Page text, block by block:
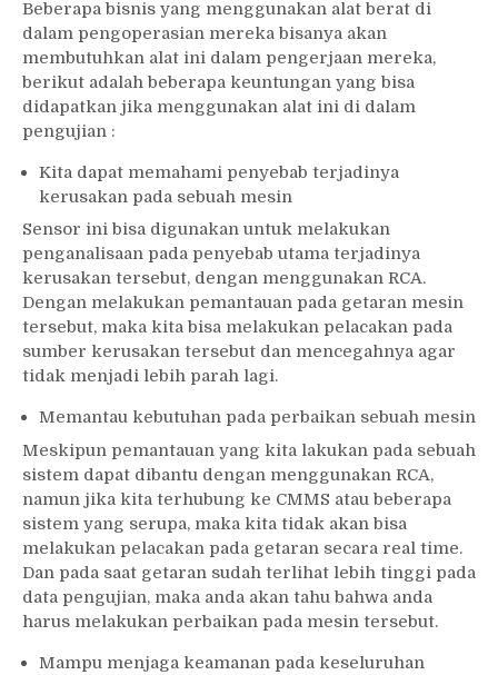
Beberapa bisnis yang menggunakan alat berat di
dalam pengoperasian mereka bisanya akan
membutuhkan alat ini dalam pengerjaan mereka,
berikut adalah beberapa keuntungan yang bisa
didapatkan jika menggunakan alat ini di dalam
pengujian :
Kita dapat memahami penyebab terjadinya
kerusakan pada sebuah mesin
Sensor ini bisa digunakan untuk melakukan
penganalisaan pada penyebab utama terjadinya
kerusakan tersebut, dengan menggunakan RCA.
Dengan melakukan pemantauan pada getaran mesin
tersebut, maka kita bisa melakukan pelacakan pada
sumber kerusakan tersebut dan mencegahnya agar
tidak menjadi lebih parah lagi.
Memantau kebutuhan pada perbaikan sebuah mesin
Meskipun pemantauan yang kita lakukan pada sebuah
sistem dapat dibantu dengan menggunakan RCA,
namun jika kita terhubung ke CMMS atau beberapa
sistem yang serupa, maka kita tidak akan bisa
melakukan pelacakan pada getaran secara real time.
Dan pada saat getaran sudah terlihat lebih tinggi pada
data pengujian, maka anda akan tahu bahwa anda
harus melakukan perbaikan pada mesin tersebut.
Mampu menjaga keamanan pada keseluruhan